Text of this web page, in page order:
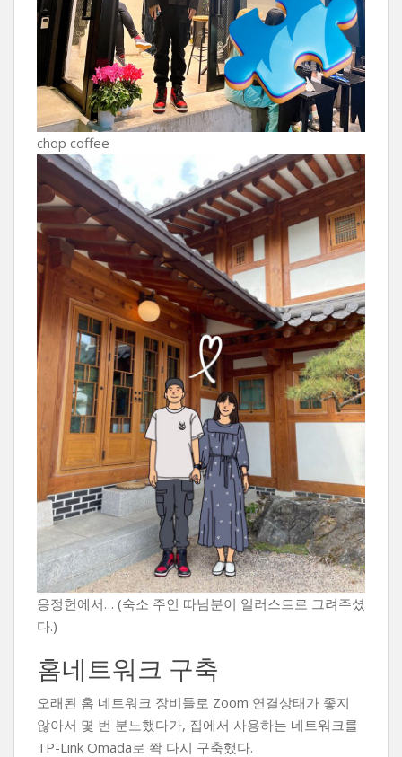
chop coffee
응정헌에서… (숙소 주인 따님분이 일러스트로 그려주셨
다.)
홈네트워크 구축
오래된 홈 네트워크 장비들로 Zoom 연결상태가 좋지
않아서 몇 번 분노했다가, 집에서 사용하는 네트워크를
TP-Link Omada로 쫙 다시 구축했다.